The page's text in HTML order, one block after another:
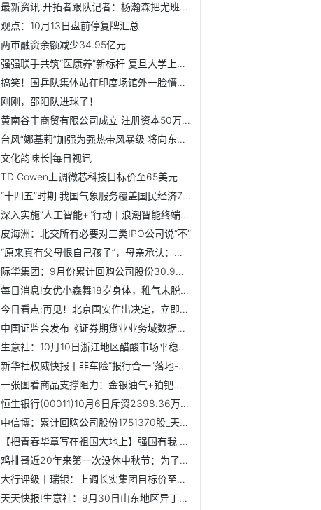
最新资讯:开拓者跟队记者：杨瀚森把尤班克斯打成了背景板，这...
观点：10月13日盘前停复牌汇总
两市融资余额减少34.95亿元
强强联手共筑“医康养”新标杆 复旦大学上海医学院与新发展...
搞笑！国乒队集体站在印度场馆外一脸懵逼，像来到了城乡结合...
刚刚，邵阳队进球了！
黄南谷丰商贸有限公司成立 注册资本50万人民币 焦点快报
台风“娜基莉”加强为强热带风暴级 将向东偏北方向移动
文化韵味长|每日视讯
TD Cowen上调微芯科技目标价至65美元
“十四五”时期 我国气象服务覆盖国民经济70余个行业大类|前...
深入实施“人工智能+”行动丨浪潮智能终端“超高清+AI”解锁...
皮海洲：北交所有必要对三类IPO公司说“不”
“原来真有父母恨自己孩子”，母亲承认：我看不得大三女儿开心
际华集团：9月份累计回购公司股份30.9万股 焦点热议
每日消息!女优小森舞18岁身体，稚气未脱脸蛋细腰身材
今日看点:再见！北京国安作出决定，立即解雇塞蒂恩！陶伟带队...
中国证监会发布《证券期货业业务域数据元规范 第4部分：证券...
生意社：10月10日浙江地区醋酸市场平稳运行 焦点速递
新华社权威快报丨非车险“报行合一”落地-微速讯
一张图看商品支撑阻力：金银油气+铂钯铜农产品期货(2025年10月10日)
恒生银行(00011)10月6日斥资2398.36万港元回购20万股
中信博：累计回购公司股份1751370股_天天快报
【把青春华章写在祖国大地上】强国有我 请党放心
鸡排哥近20年来第一次没休中秋节：为了外地来的游客，今天我...
大行评级丨瑞银：上调长实集团目标价至42.9港元 评级上调至...
天天快报!生意社：9月30日山东地区异丁醛价格弱势下跌